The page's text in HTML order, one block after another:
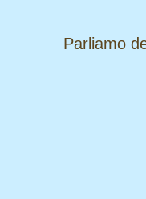
​​​​​​​Parliamo